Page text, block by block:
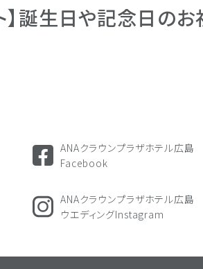
】誕生日や記念日の
ANAクラウンプラザホテル広島
Facebook
ANAクラウンプラザホテル広島
ウエディングInstagram